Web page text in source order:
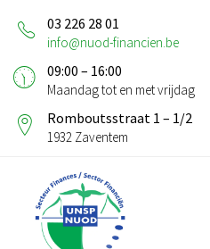
03 226 28 01
info@nuod-financien.be
09:00 – 16:00
Maandag tot en met vrijdag
Romboutsstraat 1 – 1/2
1932 Zaventem